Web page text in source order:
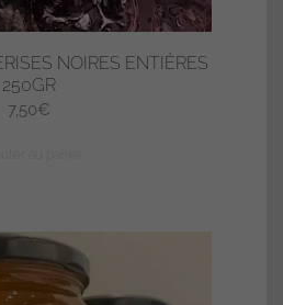
NOIRES ENTIÈRES
250GR
7,50€